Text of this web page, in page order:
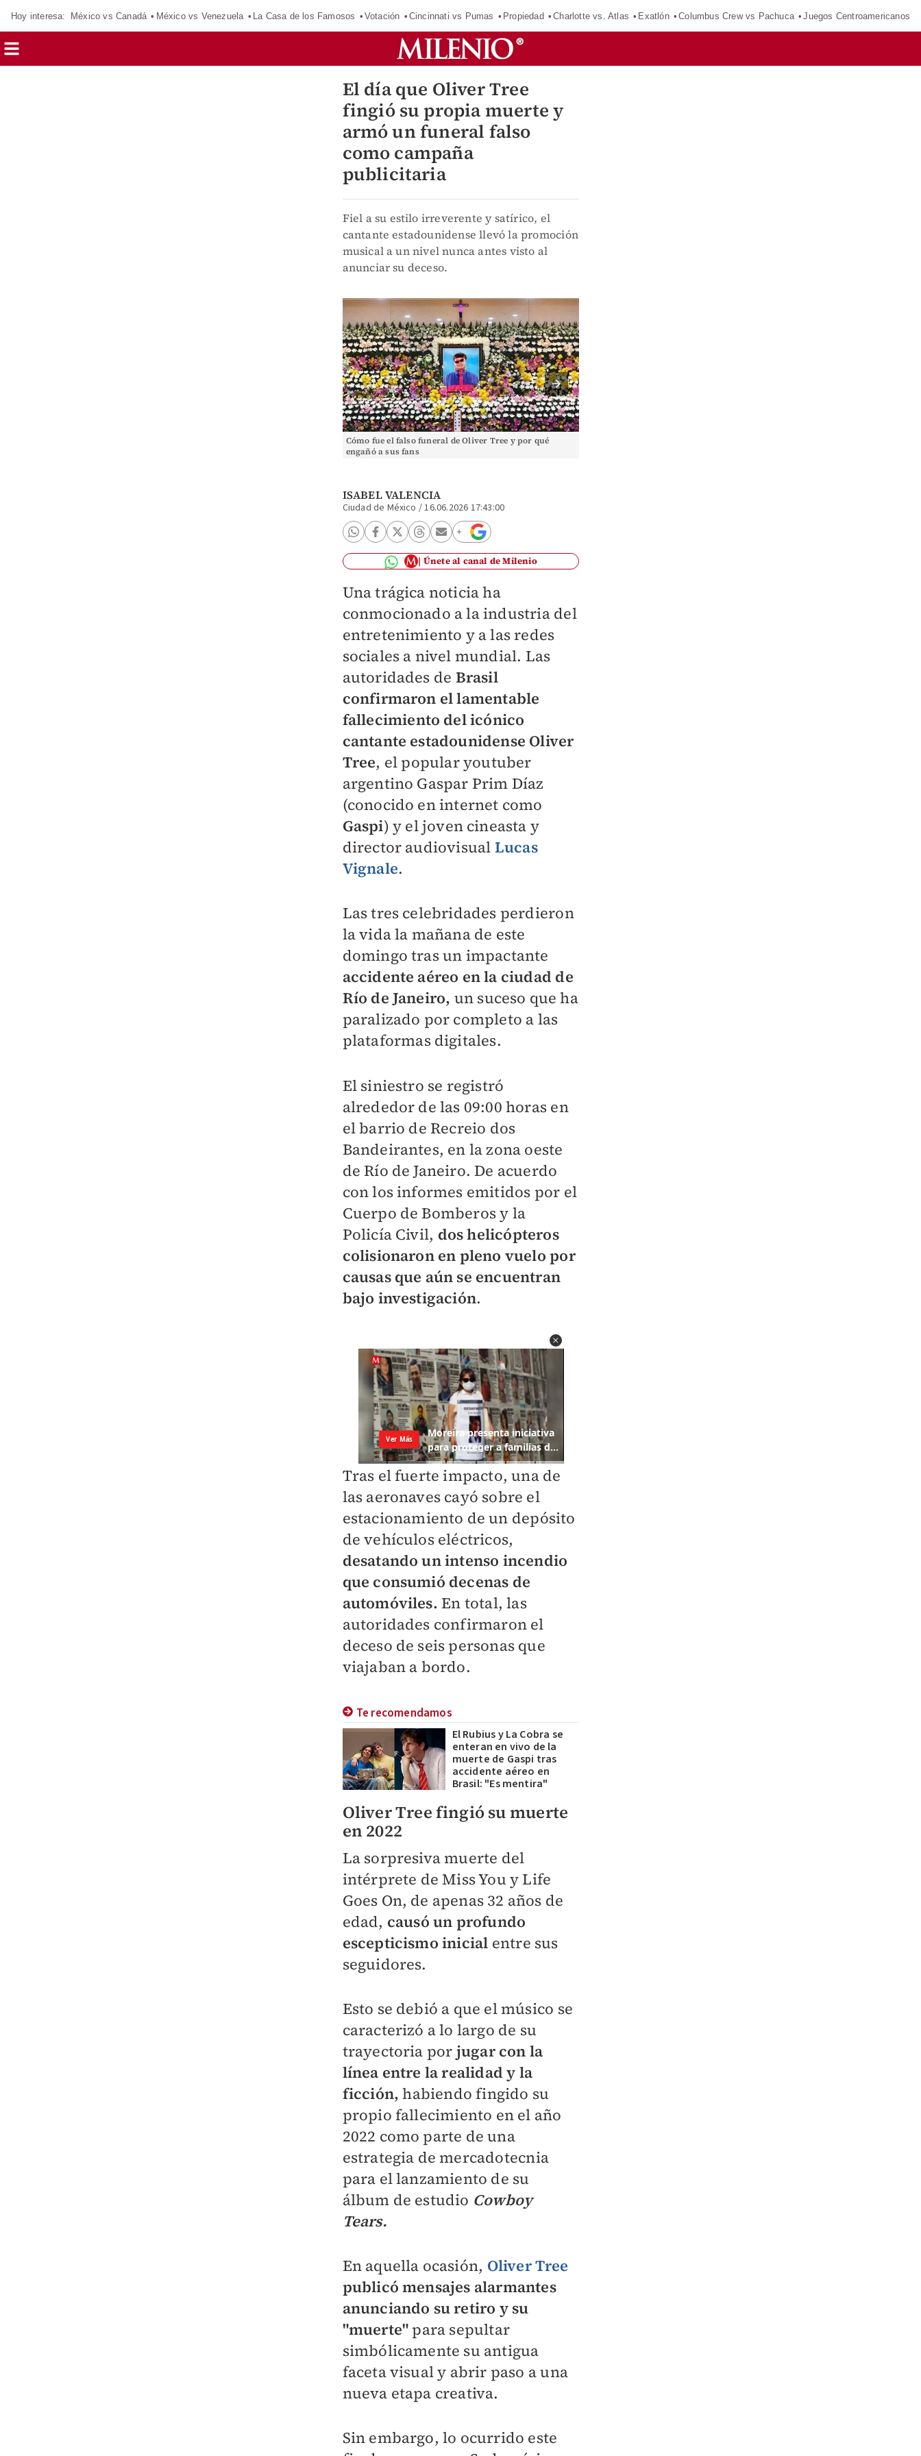
Hoy interesa: México vs Canadá México vs Venezuela La Casa de los Famosos Votación Cincinnati vs Pumas Propiedad Charlotte vs. Atlas Exatlón Columbus Crew vs Pachuca Juegos Centroamericanos
El día que Oliver Tree
fingió su propia muerte y
armó un funeral falso
como campaña
publicitaria
Fiel a su estilo irreverente y satírico, el
cantante estadounidense llevó la promoción
musical a un nivel nunca antes visto al
anunciar su deceso.
Cómo fue el falso funeral de Oliver Tree y por qué
engañó a sus fans
ISABEL VALENCIA
Ciudad de México /16.06.2026 17:43:00
Únete al canal de Milenio
Una trágica noticia ha
conmocionado a la industria del
entretenimiento y a las redes
sociales a nivel mundial. Las
autoridades de Brasil
confirmaron el lamentable
fallecimiento del icónico
cantante estadounidense Oliver
Tree, el popular youtuber
argentino Gaspar Prim Díaz
(conocido en internet como
Gaspi) y el joven cineasta y
director audiovisual Lucas
Vignale.
Las tres celebridades perdieron
la vida la mañana de este
domingo tras un impactante
accidente aéreo en la ciudad de
Río de Janeiro, un suceso que ha
paralizado por completo a las
plataformas digitales.
El siniestro se registró
alrededor de las 09:00 horas en
el barrio de Recreio dos
Bandeirantes, en la zona oeste
de Río de Janeiro. De acuerdo
con los informes emitidos por el
Cuerpo de Bomberos y la
Policía Civil, dos helicópteros
colisionaron en pleno vuelo por
causas que aún se encuentran
bajo investigación.
Tras el fuerte impacto, una de
las aeronaves cayó sobre el
estacionamiento de un depósito
de vehículos eléctricos,
desatando un intenso incendio
que consumió decenas de
automóviles. En total, las
autoridades confirmaron el
deceso de seis personas que
viajaban a bordo.
Te recomendamos
El Rubius y La Cobra se
enteran en vivo de la
muerte de Gaspi tras
accidente aéreo en
Brasil: "Es mentira"
Oliver Tree fingió su muerte
en 2022
La sorpresiva muerte del
intérprete de Miss You y Life
Goes On, de apenas 32 años de
edad, causó un profundo
escepticismo inicial entre sus
seguidores.
Esto se debió a que el músico se
caracterizó a lo largo de su
trayectoria por jugar con la
línea entre la realidad y la
ficción,habiendo fingido su
propio fallecimiento en el año
2022 como parte de una
estrategia de mercadotecnia
para el lanzamiento de su
álbum de estudio Cowboy
Tears.
En aquella ocasión, Oliver Tree
publicó mensajes alarmantes
anunciando su retiro y su
"muerte" para sepultar
simbólicamente su antigua
faceta visual y abrir paso a una
nueva etapa creativa.
Sin embargo, lo ocurrido este